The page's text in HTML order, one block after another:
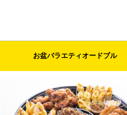
お盆バラエティオードブル